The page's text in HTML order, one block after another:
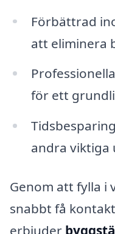
Förbättrad
att eliminera
för ett
andra viktiga
Genom att fylla i
snabbt få
erbjuder